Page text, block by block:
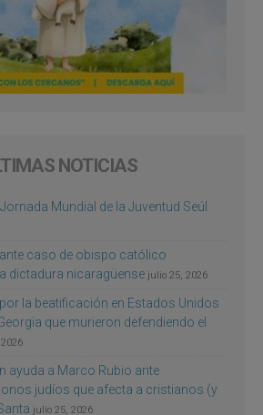
NOTICIAS
Mundial de la Juventud Seúl
caso de obispo católico
dictadura nicaragüense julio 25, 2026
la beatificación en Estados Unidos
que murieron defendiendo el
ayuda a Marco Rubio ante
judíos que afecta a cristianos (y
julio 25, 2026